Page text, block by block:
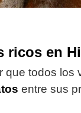
ricos en
que todos los
entre sus